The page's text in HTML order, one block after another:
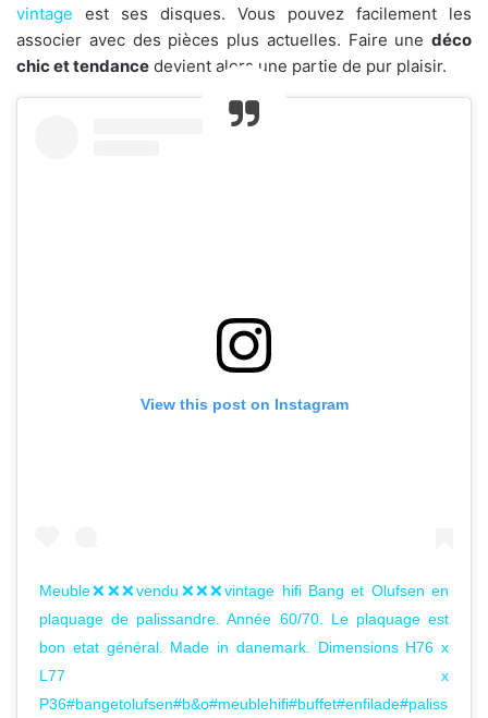
vintage est ses disques. Vous pouvez facilement les
associer avec des pièces plus actuelles. Faire une déco
chic et tendance devient alors une partie de pur plaisir.
View this post on Instagram
Meuble❌❌❌vendu❌❌❌vintage hifi Bang et Olufsen en
plaquage de palissandre. Année 60/70. Le plaquage est
bon etat général. Made in danemark. Dimensions H76 x
L77 x
P36#bangetolufsen#b&o#meublehifi#buffet#enfilade#paliss